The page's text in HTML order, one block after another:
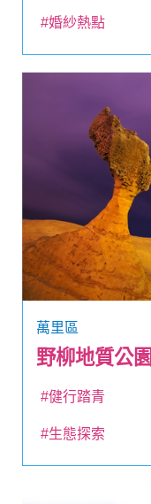
#婚紗熱點
萬里區
野柳地質公園
#健行踏青
#生態探索